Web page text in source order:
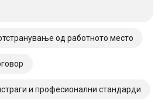
од работното место
и професионални стандарди